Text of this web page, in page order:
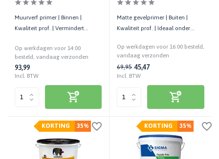
Muurverf primer | Binnen |
Kwaliteit prof. | Vermindert
Op werkdagen voor 14:00
besteld, vandaag verzonden
93,99
Incl. BTW
Matte gevelprimer | Buiten |
Kwaliteit prof. | Ideaal onder
Op werkdagen voor 16:00 besteld,
vandaag verzonden
69,95 45,47
Incl. BTW
35%
KORTING 35%
KORTING